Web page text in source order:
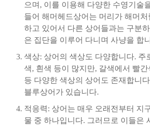
으며, 이를 이용해 다양한 수영기술
들어 해머헤드상어는 머리가 해머
하고 있어서 다른 상어들과는 구분
은 집단을 이루어 다니며 사냥을 합
색상: 상어의 색상도 다양합니다. 주
색, 흰색 등이 많지만, 갈색에서 빨
등 다양한 색상의 상어도 존재합니
블루상어가 있습니다.
적응력: 상어는 매우 오래전부터 지
물 중 하나입니다. 그러므로 이들은